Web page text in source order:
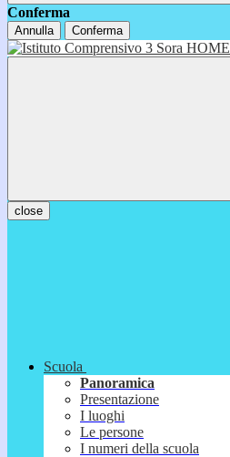
Conferma
Annulla Conferma
HOME
close
Scuola
Panoramica
Presentazione
I luoghi
Le persone
I numeri della scuola